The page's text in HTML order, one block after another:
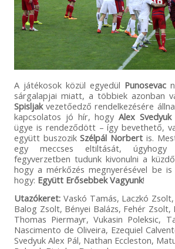
A játékosok közül egyedül Punosevac
sárgalapjai miatt, a többiek azonban
Spisljakvezetőedző rendelkezésére
kapcsolatos jó hír, hogyAlex Svedyuk
ügye is rendeződött – így bevethető,
együtt buszozikSzélpál Norbert is.
egy meccses eltiltását, úgyhogy
fegyverzetben tudunk kivonulni a
hogy a mérkőzés megnyerésével be
hogy: Együtt Erősebbek Vagyunk!
Utazókeret:Vaskó Tamás, Laczkó
Balog Zsolt, Bényei Balázs, Fehér Zsolt,
Thomas Piermayr, Vukasin Poleksic,
Nascimento de Oliveira, Ezequiel
Svedyuk Alex Pál, Nathan Eccleston,